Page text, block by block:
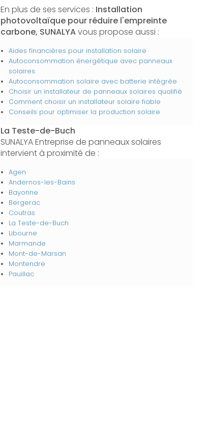
En plus de ses services : Installation
photovoltaïque pour réduire l'empreinte
carbone, SUNALYAvous propose aussi :
Aides financières pour installation solaire
Autoconsommation énergétique avec panneaux
solaires
Autoconsommation solaire avec batterie intégrée
Choisir un installateur de panneaux solaires qualifié
Comment choisir un installateur solaire fiable
Conseils pour optimiser la production solaire
La Teste-de-Buch
SUNALYA Entreprise de panneaux solaires
intervient à proximité de :
Agen
Andernos-les-Bains
Bayonne
Bergerac
Coutras
La Teste-de-Buch
Libourne
Marmande
Mont-de-Marsan
Montendre
Pauillac